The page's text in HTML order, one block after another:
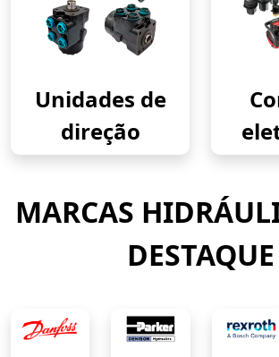
Unidades de
direção
MARCAS
DESTAQUE